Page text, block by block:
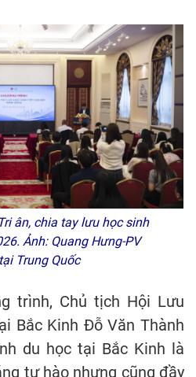
ân, chia tay lưu học sinh
Ảnh: Quang Hưng-PV
Trung Quốc
trình, Chủ tịch Hội Lưu
Bắc Kinh Đỗ Văn Thành
du học tại Bắc Kinh là
tự hào nhưng cũng đầy